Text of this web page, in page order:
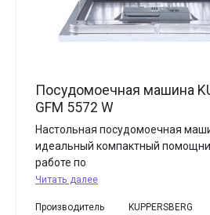
Посудомоечная машина
GFM 5572 W
Настольная посудомоечная
идеальный компактный
работе по
Читать далее
Производитель
KUPPERSBERG